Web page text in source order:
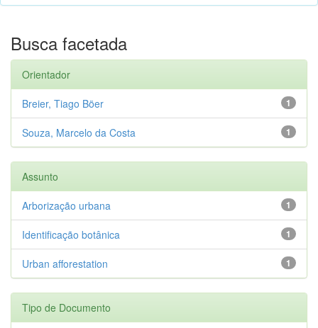
Busca facetada
Orientador
1
Breier, Tiago Böer
1
Souza, Marcelo da Costa
Assunto
1
Arborização urbana
1
Identificação botânica
1
Urban afforestation
Tipo de Documento